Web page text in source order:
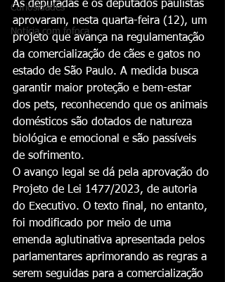
Curiosidades
Notícia com fofoca
As deputadas e os deputados paulistas
aprovaram, nesta quarta-feira (12), um
projeto que avança na regulamentação
da comercialização de cães e gatos no
estado de São Paulo. A medida busca
garantir maior proteção e bem-estar
dos pets, reconhecendo que os animais
domésticos são dotados de natureza
biológica e emocional e são passíveis
de sofrimento.
‎O avanço legal se dá pela aprovação do
Projeto de Lei 1477/2023, de autoria
do Executivo. O texto final, no entanto,
foi modificado por meio de uma
emenda aglutinativa apresentada pelos
parlamentares aprimorando as regras a
serem seguidas para a comercialização